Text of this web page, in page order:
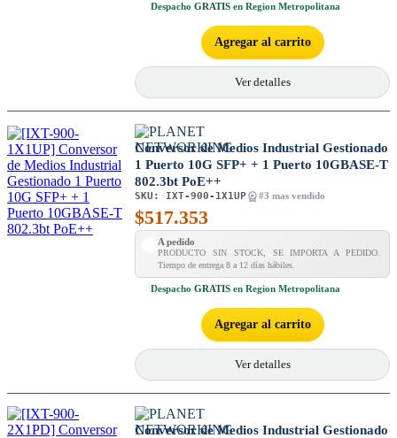
Despacho GRATIS en Region Metropolitana
Agregar al carrito
Ver detalles
Conversor de Medios Industrial Gestionado
1 Puerto 10G SFP+ + 1 Puerto 10GBASE-T
802.3bt PoE++
SKU: IXT-900-1X1UP #3 mas vendido
$517.353
A pedido
PRODUCTO SIN STOCK, SE IMPORTA A PEDIDO.
Tiempo de entrega 8 a 12 días hábiles.
Despacho GRATIS en Region Metropolitana
Agregar al carrito
Ver detalles
Conversor de Medios Industrial Gestionado